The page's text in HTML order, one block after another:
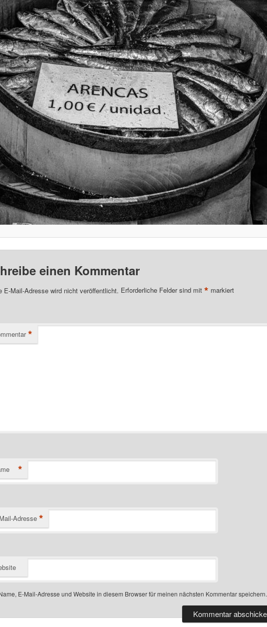
einen Kommentar
E-Mail-Adresse wird nicht veröffentlicht. Erforderliche Felder sind mit * markiert
*
*
Adresse *
E-Mail-Adresse und Website in diesem Browser für meinen nächsten Kommentar speichern.